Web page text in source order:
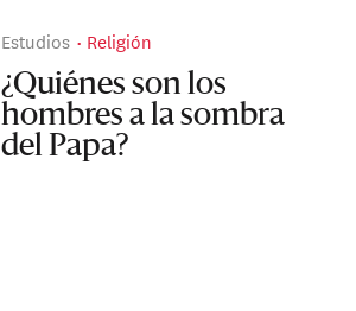
Estudios Religión
¿Quiénes son los
hombres a la sombra
del Papa?